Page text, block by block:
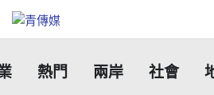
熱門 兩岸 社會